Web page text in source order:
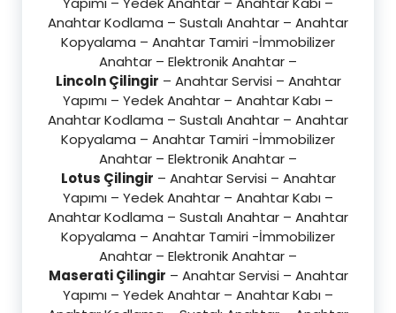
Anahtar Kodlama – Sustalı Anahtar – Anahtar
Kopyalama – Anahtar Tamiri -İmmobilizer
Anahtar – Elektronik Anahtar –
Lincoln Çilingir – Anahtar Servisi – Anahtar
Yapımı – Yedek Anahtar – Anahtar Kabı –
Anahtar Kodlama – Sustalı Anahtar – Anahtar
Kopyalama – Anahtar Tamiri -İmmobilizer
Anahtar – Elektronik Anahtar –
Lotus Çilingir – Anahtar Servisi – Anahtar
Yapımı – Yedek Anahtar – Anahtar Kabı –
Anahtar Kodlama – Sustalı Anahtar – Anahtar
Kopyalama – Anahtar Tamiri -İmmobilizer
Anahtar – Elektronik Anahtar –
Maserati Çilingir – Anahtar Servisi – Anahtar
Yapımı – Yedek Anahtar – Anahtar Kabı –